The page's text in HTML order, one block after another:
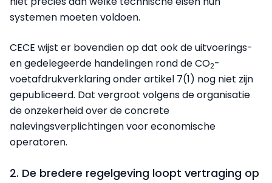
systemen moeten voldoen.
CECE wijst er bovendien op dat ook de uitvoerings-
en gedelegeerde handelingen rond de CO2-
voetafdrukverklaring onder artikel 7(1) nog niet zijn
gepubliceerd. Dat vergroot volgens de organisatie
de onzekerheid over de concrete
nalevingsverplichtingen voor economische
operatoren.
2. De bredere regelgeving loopt vertraging op